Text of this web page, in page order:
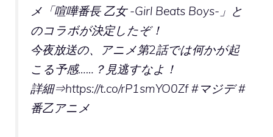
メ「喧嘩番長 乙女 -Girl Beats Boys-」と
のコラボが決定したぞ！
今夜放送の、アニメ第2話では何かが起
こる予感……？見逃すなよ！
詳細⇒https://t.co/rP1smYO0Zf #マジデ #
番乙アニメ